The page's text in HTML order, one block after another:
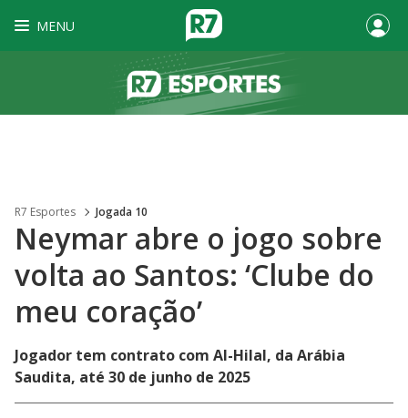
MENU
R7 Esportes Jogada 10
Neymar abre o jogo sobre
volta ao Santos: ‘Clube do
meu coração’
Jogador tem contrato com Al-Hilal, da Arábia
Saudita, até 30 de junho de 2025